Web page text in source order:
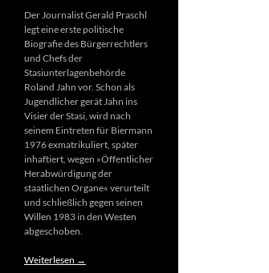
Der Journalist Gerald Praschl
legt eine erste politische
Biografie des Bürgerrechtlers
und Chefs der
Stasiunterlagenbehörde
Roland Jahn vor. Schon als
Jugendlicher gerät Jahn ins
Visier der Stasi, wird nach
seinem Eintreten für Biermann
1976 exmatrikuliert, später
inhaftiert, wegen »Öffentlicher
Herabwürdigung der
staatlichen Organe« verurteilt
und schließlich gegen seinen
Willen 1983 in den Westen
abgeschoben.
Weiterlesen →